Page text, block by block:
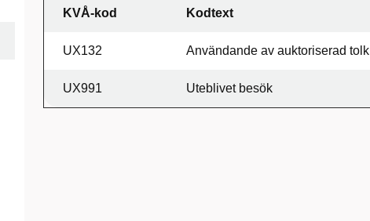
KVÅ-kod Kodtext
UX132 Användande av auktoriserad
UX991 Uteblivet besök